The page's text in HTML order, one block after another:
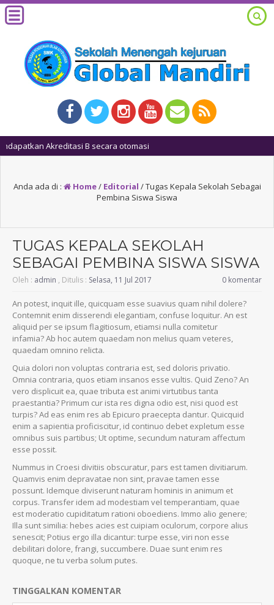
Anda ada di : Home/ Editorial /Tugas Kepala Sekolah Sebagai
Pembina Siswa Siswa
TUGAS KEPALA SEKOLAH
SEBAGAI PEMBINA SISWA SISWA
Oleh : admin , Ditulis : Selasa, 11 Jul 2017 0 komentar
An potest, inquit ille, quicquam esse suavius quam nihil dolere?
Contemnit enim disserendi elegantiam, confuse loquitur. An est
aliquid per se ipsum flagitiosum, etiamsi nulla comitetur
infamia? Ab hoc autem quaedam non melius quam veteres,
quaedam omnino relicta.
Quia dolori non voluptas contraria est, sed doloris privatio.
Omnia contraria, quos etiam insanos esse vultis. Quid Zeno? An
vero displicuit ea, quae tributa est animi virtutibus tanta
praestantia? Primum cur ista res digna odio est, nisi quod est
turpis? Ad eas enim res ab Epicuro praecepta dantur. Quicquid
enim a sapientia proficiscitur, id continuo debet expletum esse
omnibus suis partibus; Ut optime, secundum naturam affectum
esse possit.
Nummus in Croesi divitiis obscuratur, pars est tamen divitiarum.
Quamvis enim depravatae non sint, pravae tamen esse
possunt. Idemque diviserunt naturam hominis in animum et
corpus. Transfer idem ad modestiam vel temperantiam, quae
est moderatio cupiditatum rationi oboediens. Immo alio genere;
Illa sunt similia: hebes acies est cuipiam oculorum, corpore alius
senescit; Potius ergo illa dicantur: turpe esse, viri non esse
debilitari dolore, frangi, succumbere. Duae sunt enim res
quoque, ne tu verba solum putes.
TINGGALKAN KOMENTAR